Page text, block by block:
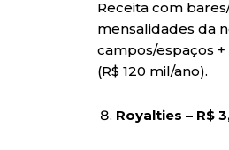
Receita com
mensalidades da
campos/espaços
(R$ 120 mil/ano).
Royalties – R$